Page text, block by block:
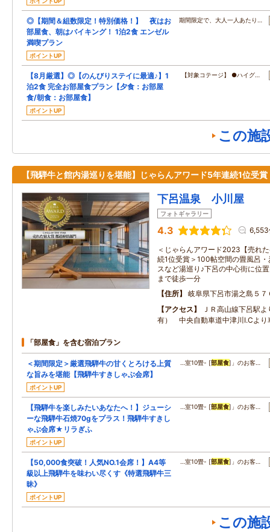
◎【期間＆組数限定！特別価格！】 夜はお
部屋食、朝はバイキング！ 1泊2食 エンゼル
満喫プラン
ポイントUP
期間限定で、大人一人あたり…
【8月厳選】◎【のんびりステイに最適♪】1
泊2食 完全お部屋食プラン【夕食：お部屋
食/朝食：お部屋食】
ポイントUP
【対象コテージ】 ●ハイグ…
この施
【飛騨牛と館内湯巡りを堪能】じゃらんアワード5年連続1位受賞
下呂温泉 小川屋
フォトギャラリー
4.3 6,553
＜じゃらんアワード2023【売れ
続1位受賞＞100帖空間の畳風呂
スなど湯巡り♪下呂の中心街に位
まで徒歩一分
住所
岐阜県下呂市湯之島５７
アクセス
ＪＲ高山線下呂駅
有） 中央自動車道中津川I.Cより
「部屋食」を含む宿泊プラン
＜期間限定＞厳選飛騨牛の甘くとろける上質
な旨みを堪能【飛騨牛すきしゃぶ会席】
ポイントUP
…室10畳- [部屋食]」のお客…
【飛騨牛を楽しみたいあなたへ！】ジューシ
ーな飛騨牛石焼70gをプラス！飛騨牛すきし
ゃぶ会席★リラぎふ
ポイントUP
…室10畳- [部屋食]」のお客…
【50,000食突破！人気NO.1会席！】A4等
級以上飛騨牛を味わい尽くす《特選飛騨牛三
昧》
ポイントUP
…室10畳- [部屋食]」のお客…
この施